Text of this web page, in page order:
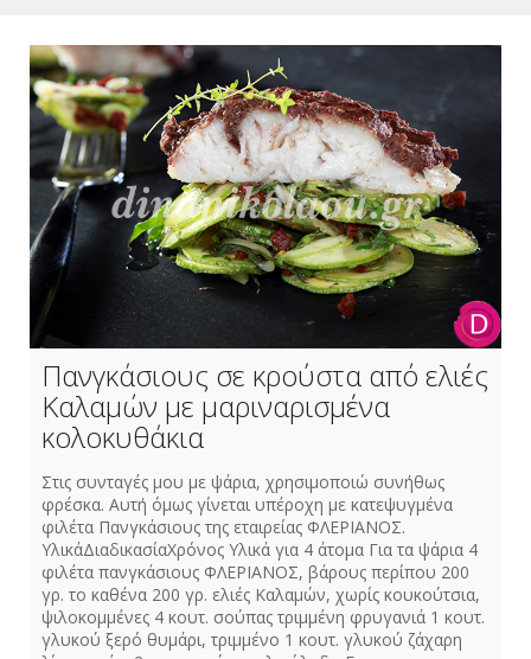
Πανγκάσιους σε κρούστα από ελιές
Καλαμών με μαριναρισμένα
κολοκυθάκια
Στις συνταγές μου με ψάρια, χρησιμοποιώ συνήθως
φρέσκα. Αυτή όμως γίνεται υπέροχη με κατεψυγμένα
φιλέτα Πανγκάσιους της εταιρείας ΦΛΕΡΙΑΝΟΣ.
ΥλικάΔιαδικασίαΧρόνος Υλικά για 4 άτομα Για τα ψάρια 4
φιλέτα πανγκάσιους ΦΛΕΡΙΑΝΟΣ, βάρους περίπου 200
γρ. το καθένα 200 γρ. ελιές Καλαμών, χωρίς κουκούτσια,
ψιλοκομμένες 4 κουτ. σούπας τριμμένη φρυγανιά 1 κουτ.
γλυκού ξερό θυμάρι, τριμμένο 1 κουτ. γλυκού ζάχαρη